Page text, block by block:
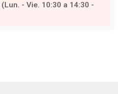
(Lun. - Vie. 10:30 a 14:30 -